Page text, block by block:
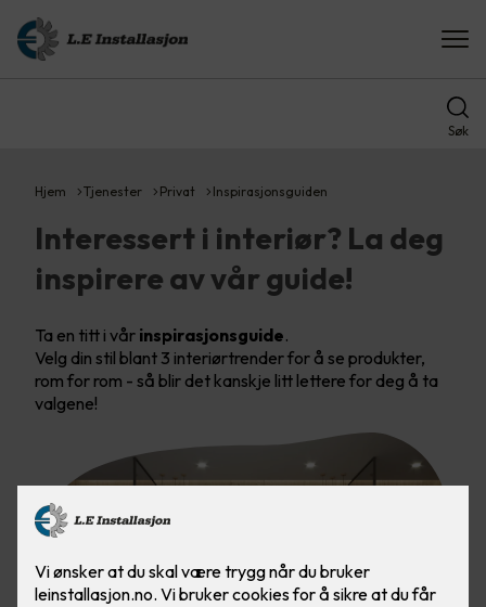
Søk
Hjem Tjenester Privat Inspirasjonsguiden
Interessert i interiør? La deg
inspirere av vår guide!
Ta en titt i vår inspirasjonsguide.
Velg din stil blant 3 interiørtrender for å se produkter,
rom for rom - så blir det kanskje litt lettere for deg å ta
valgene!